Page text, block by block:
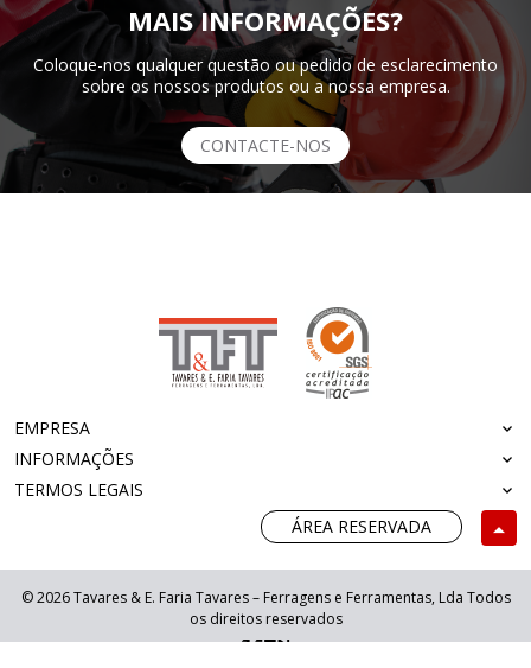
MAIS INFORMAÇÕES?
Coloque-nos qualquer questão ou pedido de esclarecimento
sobre os nossos produtos ou a nossa empresa.
CONTACTE-NOS
EMPRESA
INFORMAÇÕES
TERMOS LEGAIS
ÁREA RESERVADA
© 2026 Tavares & E. Faria Tavares – Ferragens e Ferramentas, Lda Todos
os direitos reservados